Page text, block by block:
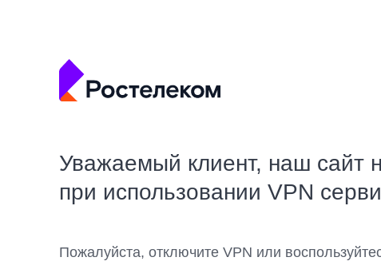
Уважаемый клиент, наш сайт
при использовании VPN
Пожалуйста, отключите VPN или